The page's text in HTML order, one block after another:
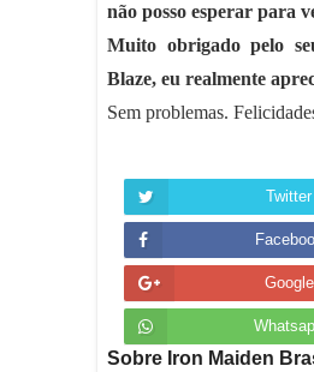
não posso esperar para
Muito obrigado pelo
Blaze, eu realmente
Sem problemas.
Twitter
Google
Sobre Iron Maiden